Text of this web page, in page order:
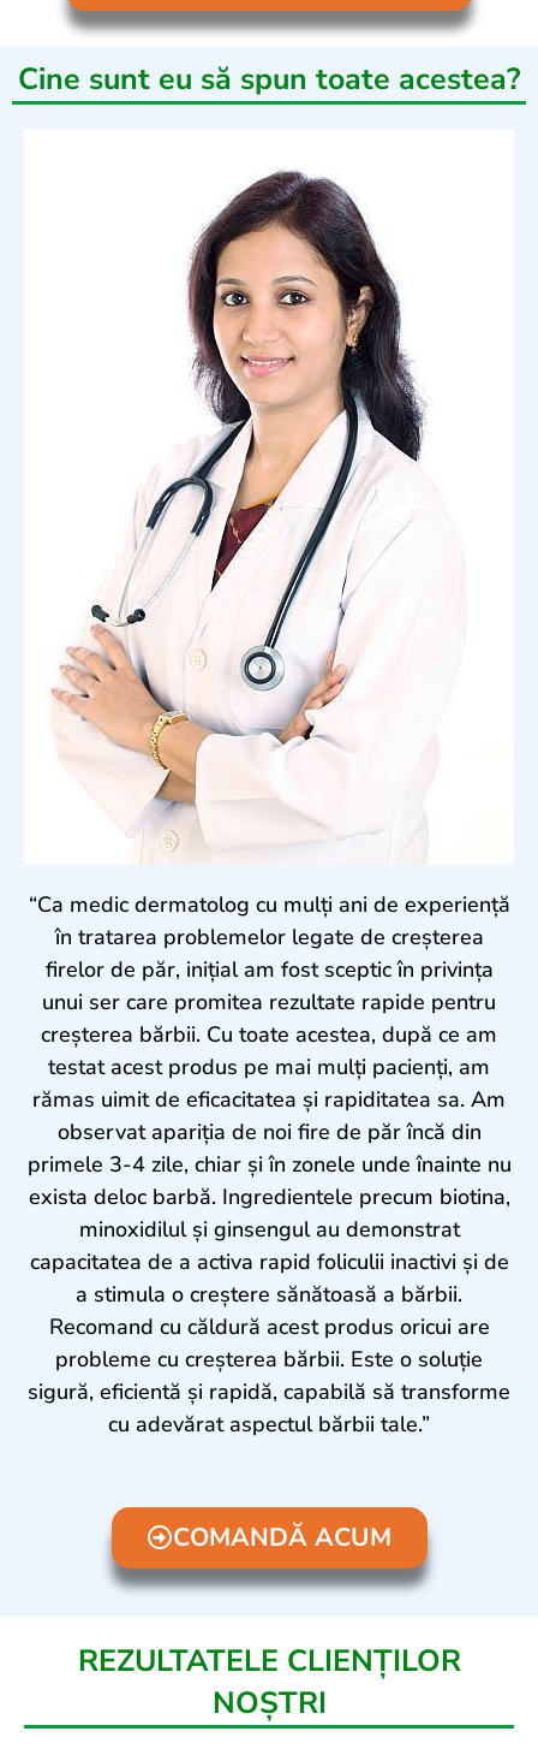
Cine sunt eu să spun toate acestea?
“Ca medic dermatolog cu mulți ani de experiență
în tratarea problemelor legate de creșterea
firelor de păr, inițial am fost sceptic în privința
unui ser care promitea rezultate rapide pentru
creșterea bărbii. Cu toate acestea, după ce am
testat acest produs pe mai mulți pacienți, am
rămas uimit de eficacitatea și rapiditatea sa. Am
observat apariția de noi fire de păr încă din
primele 3-4 zile, chiar și în zonele unde înainte nu
exista deloc barbă. Ingredientele precum biotina,
minoxidilul și ginsengul au demonstrat
capacitatea de a activa rapid foliculii inactivi și de
a stimula o creștere sănătoasă a bărbii.
Recomand cu căldură acest produs oricui are
probleme cu creșterea bărbii. Este o soluție
sigură, eficientă și rapidă, capabilă să transforme
cu adevărat aspectul bărbii tale.”
COMANDĂ ACUM
REZULTATELE CLIENȚILOR
NOȘTRI